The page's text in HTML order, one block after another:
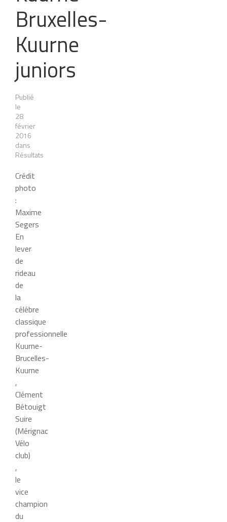
Bruxelles-
Kuurne
juniors
Publié
le
28
février
2016
dans
Résultats
Crédit
photo
:
Maxime
Segers
En
lever
de
rideau
de
la
célébre
classique
professionnelle
Kuurne-
Brucelles-
Kuurne
,
Clément
Bétouigt
Suire
(Mérignac
Vélo
club)
,
le
vice
champion
du